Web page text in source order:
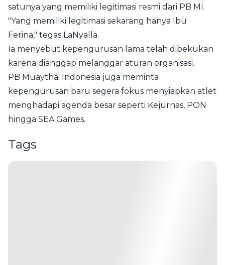
satunya yang memiliki legitimasi resmi dari PB MI.
"Yang memiliki legitimasi sekarang hanya Ibu
Ferina," tegas LaNyalla.
Ia menyebut kepengurusan lama telah dibekukan
karena dianggap melanggar aturan organisasi.
PB Muaythai Indonesia juga meminta
kepengurusan baru segera fokus menyiapkan atlet
menghadapi agenda besar seperti Kejurnas, PON
hingga SEA Games.
Tags